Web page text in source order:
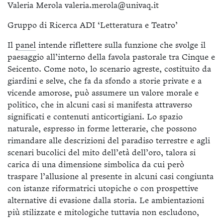
Valeria Merola valeria.merola@univaq.it
Gruppo di Ricerca ADI ‘Letteratura e Teatro’
Il panel intende riflettere sulla funzione che svolge il
paesaggio all’interno della favola pastorale tra Cinque e
Seicento. Come noto, lo scenario agreste, costituito da
giardini e selve, che fa da sfondo a storie private e a
vicende amorose, può assumere un valore morale e
politico, che in alcuni casi si manifesta attraverso
significati e contenuti anticortigiani. Lo spazio
naturale, espresso in forme letterarie, che possono
rimandare alle descrizioni del paradiso terrestre e agli
scenari bucolici del mito dell’età dell’oro, talora si
carica di una dimensione simbolica da cui però
traspare l’allusione al presente in alcuni casi congiunta
con istanze riformatrici utopiche o con prospettive
alternative di evasione dalla storia. Le ambientazioni
più stilizzate e mitologiche tuttavia non escludono,